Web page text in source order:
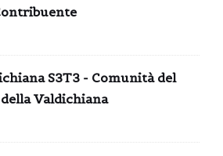
S3T3 - Comunità del
della Valdichiana